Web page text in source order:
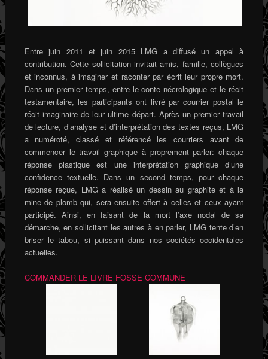
Entre juin 2011 et juin 2015 LMG a diffusé un appel à
contribution. Cette sollicitation invitait amis, famille, collègues
et inconnus, à imaginer et raconter par écrit leur propre mort.
Dans un premier temps, entre le conte nécrologique et le récit
testamentaire, les participants ont livré par courrier postal le
récit imaginaire de leur ultime départ. Après un premier travail
de lecture, d’analyse et d’interprétation des textes reçus, LMG
a numéroté, classé et référencé les courriers avant de
commencer le travail graphique à proprement parler: chaque
réponse plastique est une interprétation graphique d’une
confidence textuelle. Dans un second temps, pour chaque
réponse reçue, LMG a réalisé un dessin au graphite et à la
mine de plomb qui, sera ensuite offert à celles et ceux ayant
participé. Ainsi, en faisant de la mort l’axe nodal de sa
démarche, en sollicitant les autres à en parler, LMG tente d’en
briser le tabou, si puissant dans nos sociétés occidentales
actuelles.
COMMANDER LE LIVRE FOSSE COMMUNE